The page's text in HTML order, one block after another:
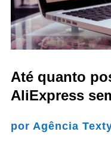
Até quanto
AliExpress
por Agência